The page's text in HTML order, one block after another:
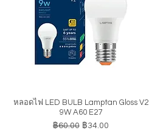
ดูข้อมูลด่วน
หลอดไฟ LED BULB Lamptan Gloss V2
9W A60 E27
ราคาปกติ
฿60.00 ราคาขายลด
฿34.00